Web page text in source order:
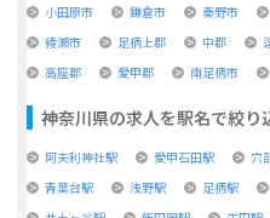
小田原市
鎌倉市 秦野市
綾瀬市
足柄上郡 中郡
高座郡
愛甲郡 南足柄市
神奈川県の求人を駅名で絞り
阿夫利神社駅 愛甲石田駅 穴
青葉台駅
浅野駅 足柄駅